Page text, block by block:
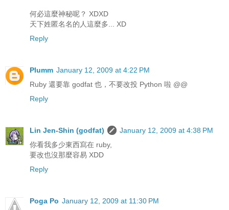
何必這麼神秘呢？ XDXD
天下姓匿名名的人這麼多... XD
Reply
Plumm January 12, 2009 at 4:22 PM
Ruby 還要靠 godfat 也，不要改投 Python 啦 @@
Reply
Lin Jen-Shin (godfat)
January 12, 2009 at 4:38 PM
你看我多少東西寫在 ruby,
要改也沒那麼容易 XDD
Reply
Poga Po January 12, 2009 at 11:30 PM